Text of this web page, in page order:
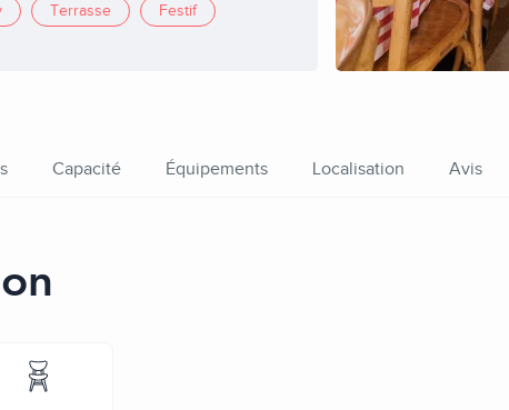
Terrasse Festif
Capacité Équipements Localisation Avis